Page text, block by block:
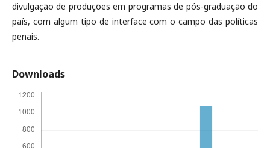
divulgação de produções em programas de pós-graduação do
país, com algum tipo de interface com o campo das políticas
penais.
Downloads